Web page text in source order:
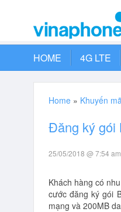
HOME 4G LTE
Home » Khuyến
Đăng ký gói
25/05/2018 @ 7:54 am
Khách hàng có
cước đăng ký gói
mạng và 200MB